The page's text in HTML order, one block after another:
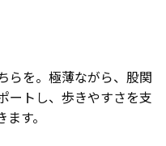
らを。極薄ながら、股関
ートし、歩きやすさを支
す。